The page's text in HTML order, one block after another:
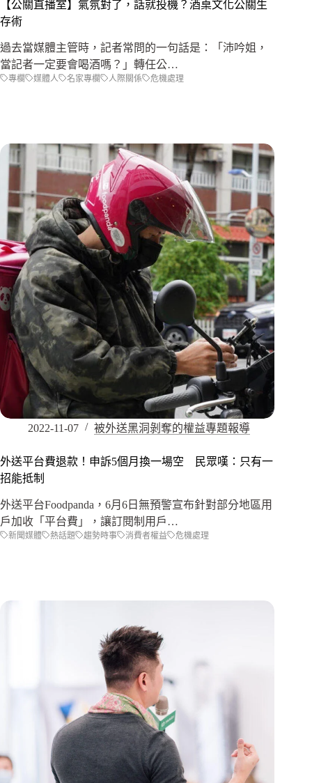
【公關直播室】氣氛對了，話就投機？酒桌文化公關生
存術
過去當媒體主管時，記者常問的一句話是：「沛吟姐，
當記者一定要會喝酒嗎？」轉任公…
專欄 媒體人 名家專欄 人際關係 危機處理
2022-11-07 被外送黑洞剝奪的權益專題報導
外送平台費退款！申訴5個月換一場空 民眾嘆：只有一
招能抵制
外送平台Foodpanda，6月6日無預警宣布針對部分地區用
戶加收「平台費」，讓訂閱制用戶…
新聞媒體 熱話題 趨勢時事 消費者權益 危機處理